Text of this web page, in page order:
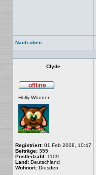
Nach oben
Clyde
Holly-Wooder
Registriert: 01 Feb 2008, 10:47
Beiträge: 355
Postleitzahl: 1109
Land: Deutschland
Wohnort: Dresden